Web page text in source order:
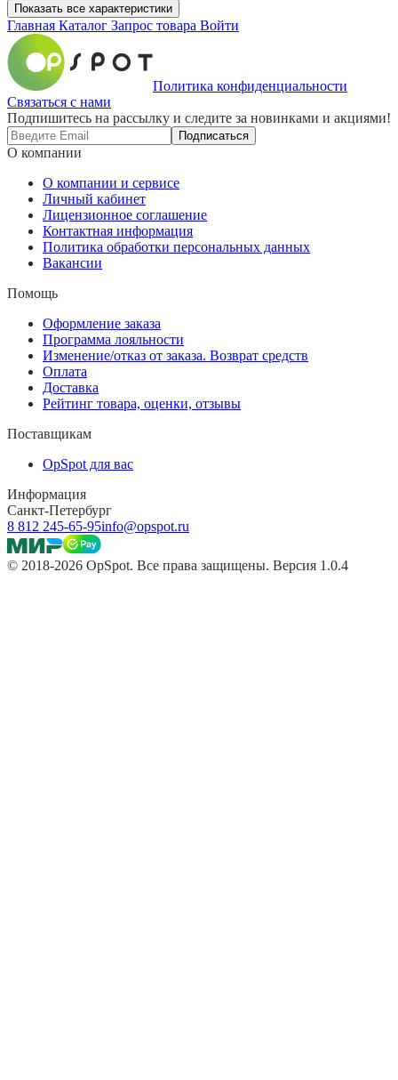
Показать все характеристики
Главная Каталог Запрос товара Войти
Политика конфиденциальности
Связаться с нами
Подпишитесь на рассылку и следите за новинками и акциями!
Подписаться
О компании
О компании и сервисе
Личный кабинет
Лицензионное соглашение
Контактная информация
Политика обработки персональных данных
Вакансии
Помощь
Оформление заказа
Программа лояльности
Изменение/отказ от заказа. Возврат средств
Оплата
Доставка
Рейтинг товара, оценки, отзывы
Поставщикам
OpSpot для вас
Информация
Санкт-Петербург
8 812 245-65-95info@opspot.ru
© 2018-2026 OpSpot. Все права защищены. Версия 1.0.4